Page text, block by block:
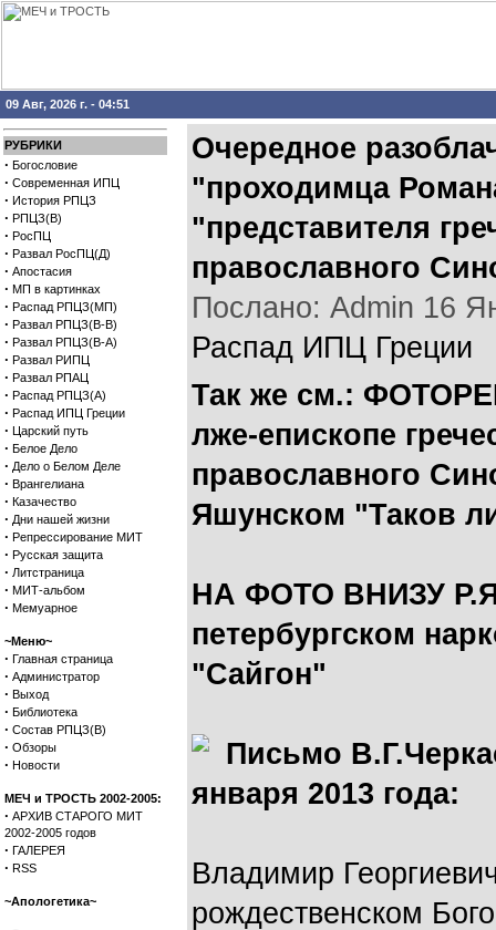
09 Авг, 2026 г. - 04:51
РУБРИКИ
· Богословие
· Современная ИПЦ
· История РПЦЗ
· РПЦЗ(В)
· РосПЦ
· Развал РосПЦ(Д)
· Апостасия
· МП в картинках
· Распад РПЦЗ(МП)
· Развал РПЦЗ(В-В)
· Развал РПЦЗ(В-А)
· Развал РИПЦ
· Развал РПАЦ
· Распад РПЦЗ(А)
· Распад ИПЦ Греции
· Царский путь
· Белое Дело
· Дело о Белом Деле
· Врангелиана
· Казачество
· Дни нашей жизни
· Репрессирование МИТ
· Русская защита
· Литстраница
· МИТ-альбом
· Мемуарное
~Меню~
· Главная страница
· Администратор
· Выход
· Библиотека
· Состав РПЦЗ(В)
· Обзоры
· Новости
МЕЧ и ТРОСТЬ 2002-2005:
· АРХИВ СТАРОГО МИТ
2002-2005 годов
· ГАЛЕРЕЯ
· RSS
~Апологетика~
Очередное
"проходимца
"представителя
православного
Послано: Admin 16
Распад ИПЦ Греции
Так же см.:
лже-епископе
православного
Яшунском "Таков
НА ФОТО ВНИЗУ
петербургском
"Сайгон"
Письмо
января 2013 года:
Владимир
рождественском